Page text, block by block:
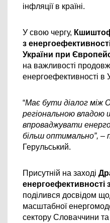
інфляції в країні.
У свою чергу,
з
України при
на важливості
енергоефективності в
“Має бути діалог
регіональною владою
впроваджувати
більш оптимально”, –
Герульський.
Присутній на заході
поділився досвідом
масштабної
сектору Словаччини